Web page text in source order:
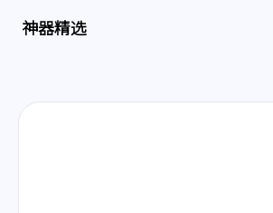
神器精选